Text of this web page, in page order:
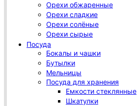
Орехи обжаренные
Орехи сладкие
Орехи солёные
Орехи сырые
Посуда
Бокалы и чашки
Бутылки
Мельницы
Посуда для хранения
Емкости стеклянные
Шкатулки